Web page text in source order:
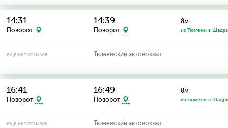
14:31
Поворот
14:39
Поворот
8м
из Тюмени в
ещё нет отзывов Тюменский автовокзал
16:41
Поворот
16:49
Поворот
8м
из Тюмени в
ещё нет отзывов Тюменский автовокзал